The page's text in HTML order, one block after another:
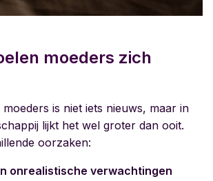
moeders zich
is niet iets nieuws, maar in
lijkt het wel groter dan ooit.
oorzaken:
onrealistische verwachtingen